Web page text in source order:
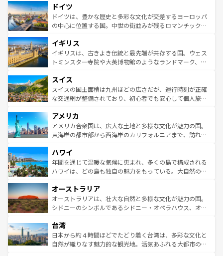
せる。地方によって風土や気候が異なるスペインはその個
性で訪れる人を魅了する。 なお、新着のスペイン情報は コ
ンテンツ一覧を参照してほしい。
で、幅広い魅力が詰まっている。華麗な宮殿、歴史的な大
聖堂、美しいビーチ、そして豊かな自然が、訪れる者を心
から魅了する。また、フランスは美食の国としても知ら
いる。シャンパンの発祥地であるランス、プロヴァンスの
香り高いラベンダー畑など、多彩な楽しみ方が可能だ。さ
らに、パリ以外の地域にも魅力が溢れており、どの街角に
れる地方に足を運ぶとそれぞれで全く異なる文化を体験で
きるだろう。 なお、新着のフランス情報はコンテンツ一覧
を参照してほしい。
ドイツ
ドイツは、豊かな歴史と多彩な文化が交差するヨーロッパ
の中心に位置する国。中世の街並みが残るロマンチック街
顔を持つこの国は、どこを歩いても飽きることがない。ベ
ルリンの文化的活気、バイエルン州のアルプスの絶景、そ
してライン川沿いのワイン畑といった風景は必見。ビール
は、お酒好きな人にはぜひ体験してほしい。 なお、新着の
ドイツ情報はコンテンツ一覧を参照してほしい。
イギリス
イギリスは、古きよき伝統と最先端が共存する国。ウェス
トミンスター寺院や大英博物館のようなランドマーク、歴
リアごとに異なる魅力がある。また、優雅なアフタヌーン
ティー、ビール好きにはたまらない英国パブ、サッカー観
戦など、本場だからこそできる体験も豊富。イギリスを旅
ンツ一覧を参照してほしい。
スイス
スイスの国土面積は九州ほどの広さだが、運行時刻が正確
な交通網が整備されており、初心者でも安心して個人旅行
の建物がそのまま残る町や、スイスならではのユニークな
博物館もあり、アルプス観光だけでなく町歩きも満喫する
ことができる。国民の所得が高いため物価も高いが、旅行
ば市内交通費無料で観光を楽しむこともできる。 なお、新
着のスイス情報はコンテンツ一覧 を参照してほしい。
アメリカ
アメリカ合衆国は、広大な土地と多様な文化が魅力の国。
東海岸の都市部から西海岸のカリフォルニアまで、訪れる
のような巨大都市は、観光、ショッピング、エンターテイ
ンメントが詰まった刺激的なスポットだ。一方、アメリカ
西部には大自然が広がり、グランドキャニオンやイエロー
部のニューオーリンズでは、音楽と美食が融合した独特の
文化が魅力。旅行者はアメリカの各地域で異なる魅力を楽
しみながら、その多様性と豊かな歴史を感じることができ
ならではの贅沢な旅のスタイルだ。 なお、新着のアメリカ
情報はコンテンツ一覧を参照してほしい。
ハワイ
年間を通じて温暖な気候に恵まれ、多くの島で構成される
ハワイは、どの島も独自の魅力をもっている。大自然の神
ワイ島は見逃せない。また、定番の観光地といえばオアフ
島だが、静かな自然を求めるならマウイ島やカウアイ島が
おすすめ。エメラルドグリーンに輝く海をはじめ、豊かな
れるおもてなしの心で訪れる人々を迎えてくれるハワイの
人々、おいしいローカルフードやハワイアンミュージッ
ク、伝統的なフラダンスなど、すべてがハワイの魅力を彩
オーストラリア
オーストラリアは、壮大な自然と多様な文化が魅力の国。
シドニーのシンボルであるシドニー・オペラハウス、オー
リアリーフや大陸中央部にそびえるウルル（エアーズロッ
ク）、タスマニアの美しい原生林やケアンズの熱帯雨林な
ど、見どころがたくさん。また、カフェやワイン、オージ
台湾
日本から約４時間ほどでたどり着く台湾は、多彩な文化と
自然が織りなす魅力的な観光地。活気あふれる大都市の台